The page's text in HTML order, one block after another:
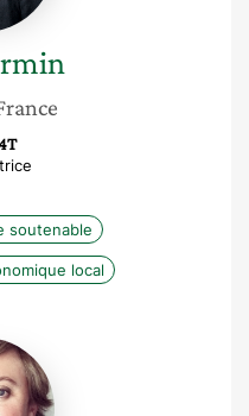
soutenable
local